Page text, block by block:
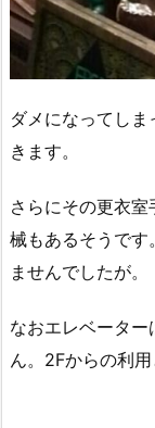
ダメになってし
きます。
さらにその更衣
械もあるそうです
ませんでしたが。
なおエレベータ
ん。2Fからの利用